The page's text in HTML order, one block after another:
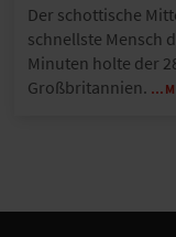
Der schottische
schnellste Mensch
Minuten holte der
Großbritannien.